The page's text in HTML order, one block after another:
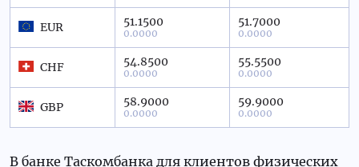
EUR 51.1500
0.0000
51.7000
0.0000
CHF 54.8500
0.0000
55.5500
0.0000
GBP 58.9000
0.0000
59.9000
0.0000
В банке Таскомбанка для клиентов физических